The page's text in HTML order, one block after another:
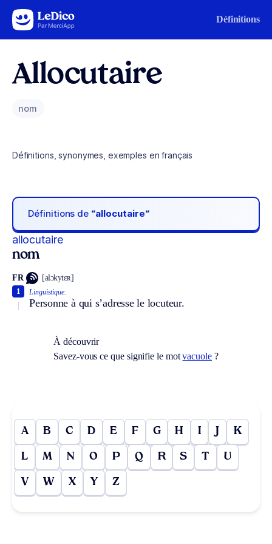
Aller au contenu Définitions
Allocutaire
nom
Définitions, synonymes, exemples en français
Définitions de “allocutaire“
allocutaire
nom
FR [alɔkytɛʀ]
Linguistique.
Personne à qui s’adresse le locuteur.
1
À découvrir
Savez-vous ce que signifie le motvacuole?
A B C D E F G H I J K
L M N O P Q R S T U
V W X Y Z